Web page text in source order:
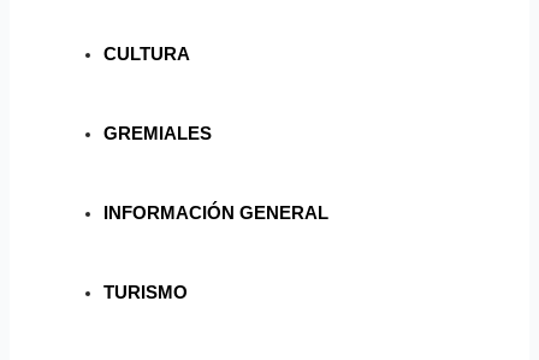
CULTURA
GREMIALES
INFORMACIÓN GENERAL
TURISMO